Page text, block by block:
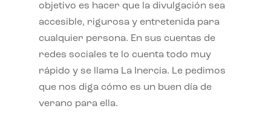
objetivo es hacer que la divulgación sea
accesible, rigurosa y entretenida para
cualquier persona. En sus cuentas de
redes sociales te lo cuenta todo muy
rápido y se llama La Inercia. Le pedimos
que nos diga cómo es un buen día de
verano para ella.